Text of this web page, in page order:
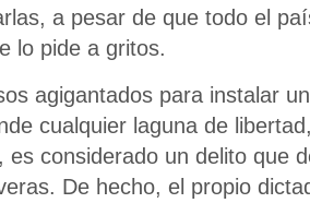
a pesar de que todo el
lo pide a gritos.
agigantados para instalar
cualquier laguna de
es considerado un delito que
De hecho, el propio